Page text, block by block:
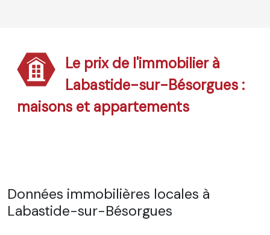
Le prix de l'immobilier à
Labastide-sur-Bésorgues :
maisons et appartements
Données immobilières locales à
Labastide-sur-Bésorgues